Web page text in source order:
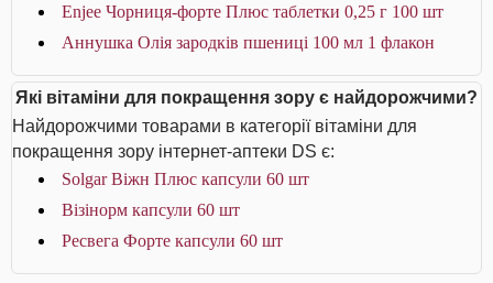
Enjee Чорниця-форте Плюс таблетки 0,25 г 100 шт
Аннушка Олія зародків пшениці 100 мл 1 флакон
Які вітаміни для покращення зору є найдорожчими?
Найдорожчими товарами в категорії вітаміни для
покращення зору інтернет-аптеки DS є:
Solgar Віжн Плюс капсули 60 шт
Візінорм капсули 60 шт
Ресвега Форте капсули 60 шт